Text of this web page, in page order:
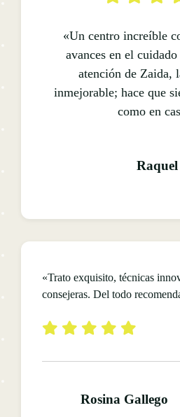
«Un centro increíble
avances en el
atención de Zaida,
inmejorable; hace que
como en
«Trato exquisito, técnicas
consejeras. Del todo
Rosina Gallego